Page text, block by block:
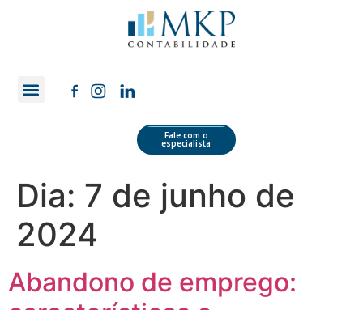
Fale com o
especialista
Dia: 7 de junho de
2024
Abandono de emprego: